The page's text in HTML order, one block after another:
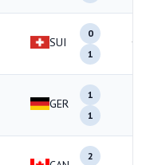
SUI
0
1
1
GER
1
1
2